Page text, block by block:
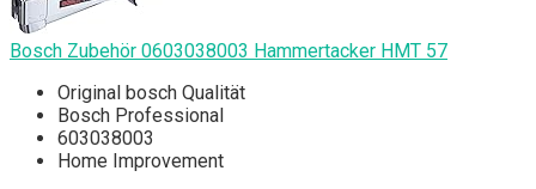
Bosch Zubehör 0603038003 Hammertacker HMT 57
Original bosch Qualität
Bosch Professional
603038003
Home Improvement